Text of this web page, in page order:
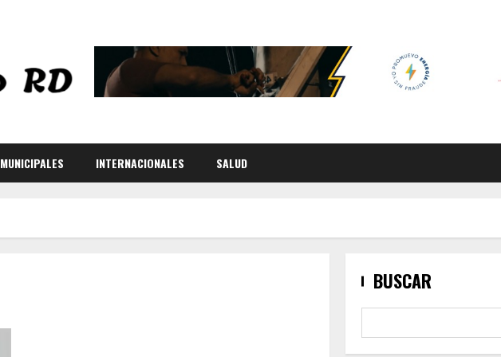
MUNICIPALES INTERNACIONALES SALUD
BUSCAR